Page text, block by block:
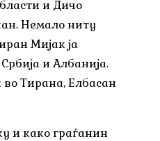
и Дичо
Немало ниту
Мијак ја
и Албанија.
Тирана, Елбасан
и како граѓанин